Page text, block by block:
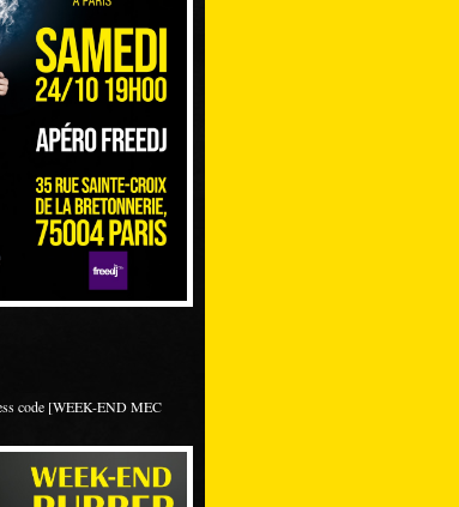
code [WEEK-END MEC